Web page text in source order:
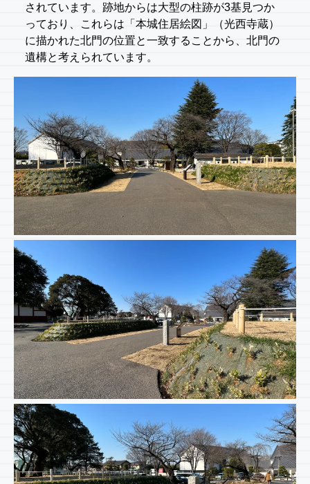
されています。跡地からは大型の柱跡が3基見つか
っており、これらは「本城住居絵図」（光西寺蔵）
に描かれた北門の位置と一致することから、北門の
遺構と考えられています。